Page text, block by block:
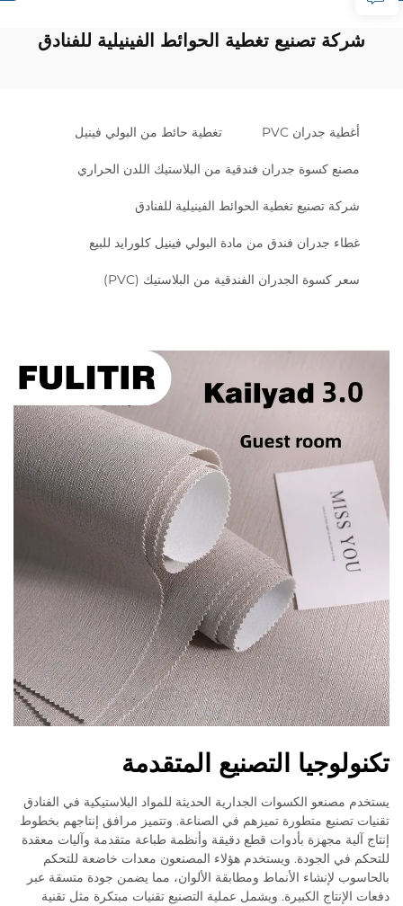
شركة تصنيع تغطية الحوائط الفينيلية للفنادق
أغطية جدران PVC تغطية حائط من البولي فينيل
مصنع كسوة جدران فندقية من البلاستيك اللدن الحراري
شركة تصنيع تغطية الحوائط الفينيلية للفنادق
غطاء جدران فندق من مادة البولي فينيل كلورايد للبيع
سعر كسوة الجدران الفندقية من البلاستيك (PVC)
تكنولوجيا التصنيع المتقدمة
يستخدم مصنعو الكسوات الجدارية الحديثة للمواد البلاستيكية في الفنادق
تقنيات تصنيع متطورة تميزهم في الصناعة. وتتميز مرافق إنتاجهم بخطوط
إنتاج آلية مجهزة بأدوات قطع دقيقة وأنظمة طباعة متقدمة وآليات معقدة
للتحكم في الجودة. ويستخدم هؤلاء المصنعون معدات خاضعة للتحكم
بالحاسوب لإنشاء الأنماط ومطابقة الألوان، مما يضمن جودة متسقة عبر
دفعات الإنتاج الكبيرة. ويشمل عملية التصنيع تقنيات مبتكرة مثل تقنية